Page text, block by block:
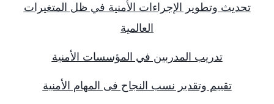
تحديث وتطوير الإجراءات الأمنية في ظل المتغيرات
العالمية
تدريب المدربين في المؤسسات الأمنية
تقييم وتقدير نسب النجاح فى المهام الأمنية